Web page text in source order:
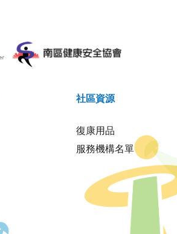
社區資源
復康用品
服務機構名單